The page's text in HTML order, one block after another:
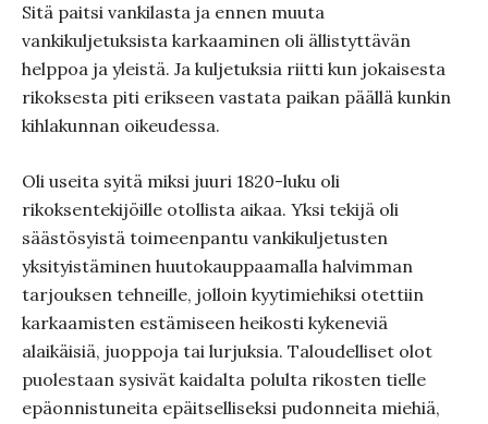
Sitä paitsi vankilasta ja ennen muuta
vankikuljetuksista karkaaminen oli ällistyttävän
helppoa ja yleistä. Ja kuljetuksia riitti kun jokaisesta
rikoksesta piti erikseen vastata paikan päällä kunkin
kihlakunnan oikeudessa.
Oli useita syitä miksi juuri 1820-luku oli
rikoksentekijöille otollista aikaa. Yksi tekijä oli
säästösyistä toimeenpantu vankikuljetusten
yksityistäminen huutokauppaamalla halvimman
tarjouksen tehneille, jolloin kyytimiehiksi otettiin
karkaamisten estämiseen heikosti kykeneviä
alaikäisiä, juoppoja tai lurjuksia. Taloudelliset olot
puolestaan sysivät kaidalta polulta rikosten tielle
epäonnistuneita epäitselliseksi pudonneita miehiä,